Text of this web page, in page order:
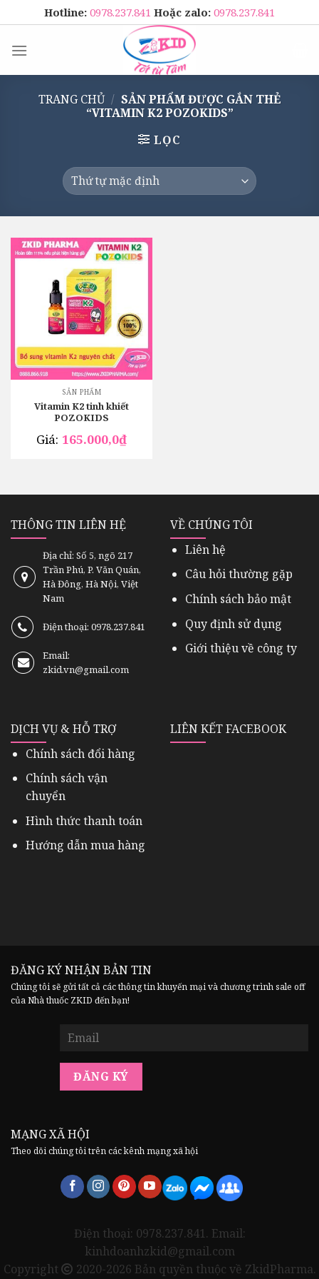
to
content
Hotline: 0978.237.841 Hoặc zalo: 0978.237.841
TRANG CHỦ / SẢN PHẨM ĐƯỢC GẮN THẺ
“VITAMIN K2 POZOKIDS”
LỌC
SẢN PHẨM
Vitamin K2 tinh khiết
POZOKIDS
Giá: 165.000,0₫
THÔNG TIN LIÊN HỆ
Địa chỉ: Số 5, ngõ 217
Trần Phú, P. Văn Quán,
Hà Đông, Hà Nội, Việt
Nam
Điện thoại: 0978.237.841
Email:
zkid.vn@gmail.com
VỀ CHÚNG TÔI
Liên hệ
Câu hỏi thường gặp
Chính sách bảo mật
Quy định sử dụng
Giới thiệu về công ty
DỊCH VỤ & HỖ TRỢ
Chính sách đổi hàng
Chính sách vận
chuyển
Hình thức thanh toán
Hướng dẫn mua hàng
LIÊN KẾT FACEBOOK
ĐĂNG KÝ NHẬN BẢN TIN
Chúng tôi sẽ gửi tất cả các thông tin khuyến mại và chương trình sale off
của Nhà thuốc ZKID đến bạn!
MẠNG XÃ HỘI
Theo dõi chúng tôi trên các kênh mạng xã hội
Điện thoại: 0978.237.841. Email:
kinhdoanhzkid@gmail.com
Copyright
2020-2026 Bản quyền thuộc về ZkidPharma.